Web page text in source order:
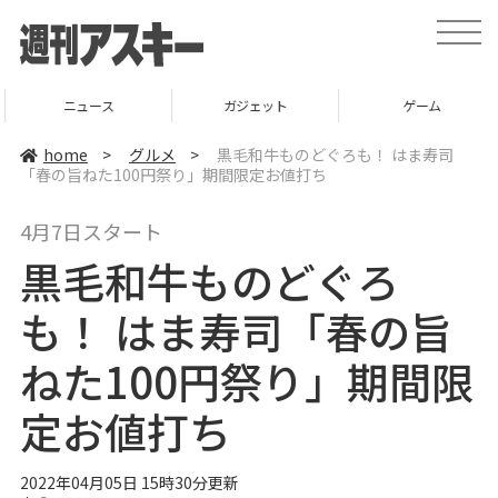
t
o
ニュース ガジェット ゲーム
home > グルメ >
黒毛和牛ものどぐろも！ はま寿司
「春の旨ねた100円祭り」期間限定お値打ち
4月7日スタート
黒毛和牛ものどぐろ
も！ はま寿司「春の旨
ねた100円祭り」期間限
定お値打ち
2022年04月05日 15時30分更新